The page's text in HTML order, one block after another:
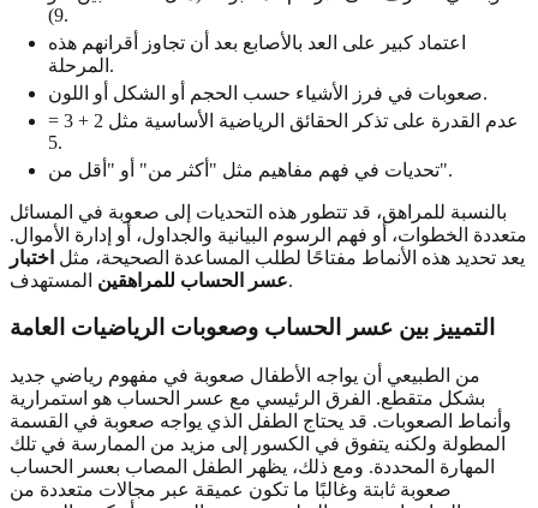
9).
اعتماد كبير على العد بالأصابع بعد أن تجاوز أقرانهم هذه
المرحلة.
صعوبات في فرز الأشياء حسب الحجم أو الشكل أو اللون.
عدم القدرة على تذكر الحقائق الرياضية الأساسية مثل 2 + 3 =
5.
تحديات في فهم مفاهيم مثل "أكثر من" أو "أقل من".
بالنسبة للمراهق، قد تتطور هذه التحديات إلى صعوبة في المسائل
متعددة الخطوات، أو فهم الرسوم البيانية والجداول، أو إدارة الأموال.
يعد تحديد هذه الأنماط مفتاحًا لطلب المساعدة الصحيحة، مثل اختبار
عسر الحساب للمراهقينالمستهدف.
التمييز بين عسر الحساب وصعوبات الرياضيات العامة
من الطبيعي أن يواجه الأطفال صعوبة في مفهوم رياضي جديد
بشكل متقطع. الفرق الرئيسي مع عسر الحساب هو استمرارية
وأنماط الصعوبات. قد يحتاج الطفل الذي يواجه صعوبة في القسمة
المطولة ولكنه يتفوق في الكسور إلى مزيد من الممارسة في تلك
المهارة المحددة. ومع ذلك، يظهر الطفل المصاب بعسر الحساب
صعوبة ثابتة وغالبًا ما تكون عميقة عبر مجالات متعددة من